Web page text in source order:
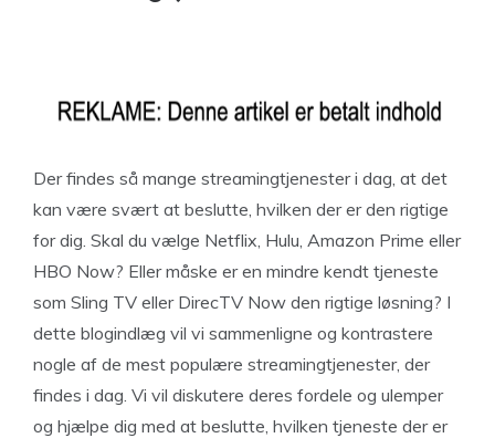
Der findes så mange streamingtjenester i dag, at det
kan være svært at beslutte, hvilken der er den rigtige
for dig. Skal du vælge Netflix, Hulu, Amazon Prime eller
HBO Now? Eller måske er en mindre kendt tjeneste
som Sling TV eller DirecTV Now den rigtige løsning? I
dette blogindlæg vil vi sammenligne og kontrastere
nogle af de mest populære streamingtjenester, der
findes i dag. Vi vil diskutere deres fordele og ulemper
og hjælpe dig med at beslutte, hvilken tjeneste der er